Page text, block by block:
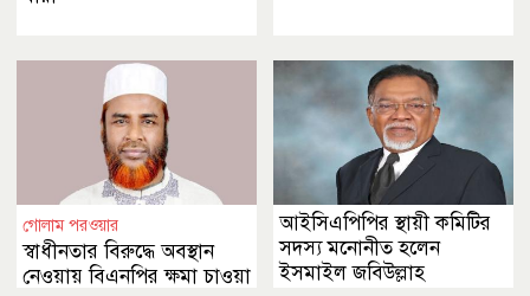
গোলাম পরওয়ার
স্বাধীনতার বিরুদ্ধে অবস্থান
নেওয়ায় বিএনপির ক্ষমা চাওয়া
আইসিএপিপির স্থায়ী কমিটির
সদস্য মনোনীত হলেন
ইসমাইল জবিউল্লাহ